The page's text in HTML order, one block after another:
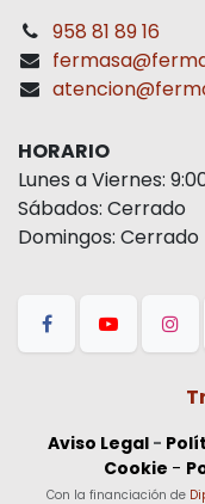
958 81 89 16
HORARIO
Lunes a Viernes:
Sábados: Cerrado
Domingos: Cerrado
Aviso Legal-
Cookie -
Con la financiación de